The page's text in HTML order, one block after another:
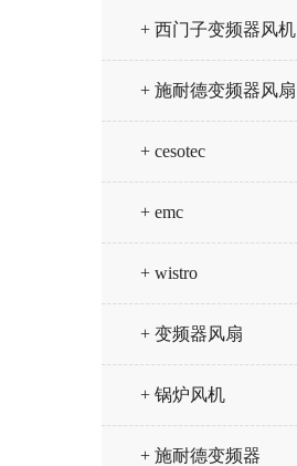
+ 西门子变频器风机
+ 施耐德变频器风扇
+ cesotec
+ emc
+ wistro
+ 变频器风扇
+ 锅炉风机
+ 施耐德变频器